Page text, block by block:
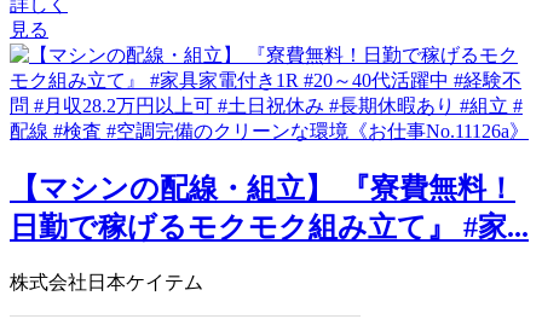
詳しく
見る
【マシンの配線・組立】 『寮費無料！
日勤で稼げるモクモク組み立て』 #家...
株式会社日本ケイテム